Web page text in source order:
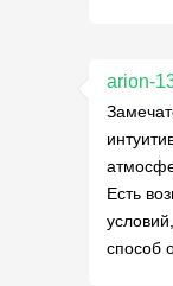
arion-
Есть
способ